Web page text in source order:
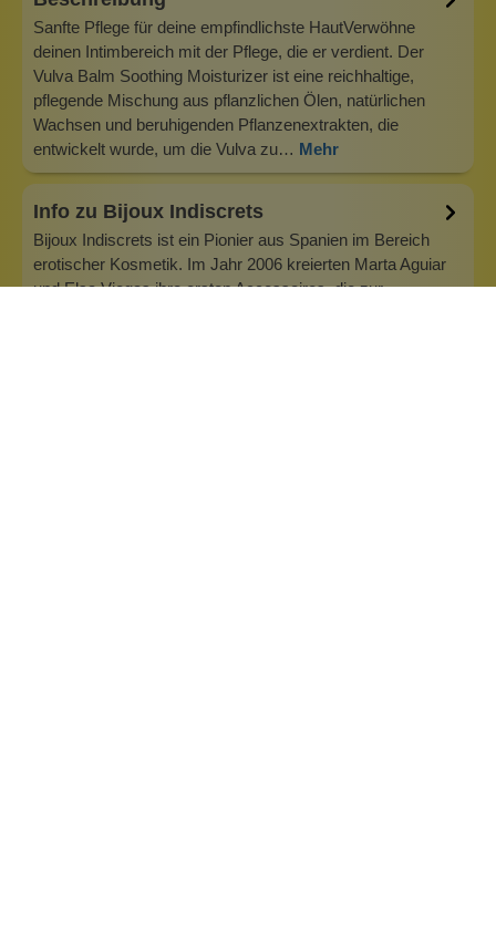
Sanfte Pflege für deine empfindlichste HautVerwöhne
deinen Intimbereich mit der Pflege, die er verdient. Der
Vulva Balm Soothing Moisturizer ist eine reichhaltige,
pflegende Mischung aus pflanzlichen Ölen, natürlichen
Wachsen und beruhigenden Pflanzenextrakten, die
entwickelt wurde, um die Vulva zu… Mehr
Info zu Bijoux Indiscrets
Bijoux Indiscrets ist ein Pionier aus Spanien im Bereich
erotischer Kosmetik. Im Jahr 2006 kreierten Marta Aguiar
und Elsa Viegas ihre ersten Accessoires, die zur